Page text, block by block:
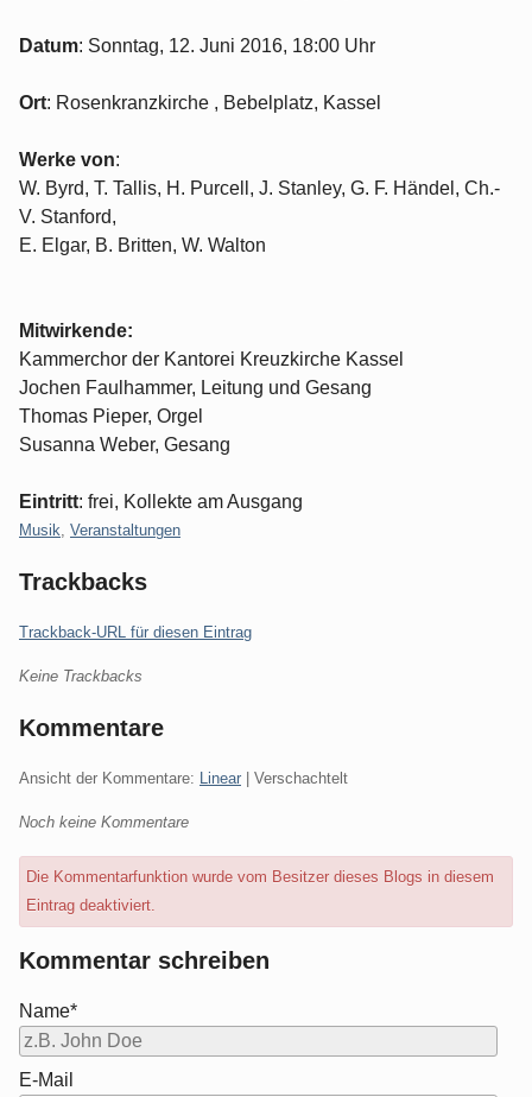
Datum: Sonntag, 12. Juni 2016, 18:00 Uhr
Ort: Rosenkranzkirche , Bebelplatz, Kassel
Werke von:
W. Byrd, T. Tallis, H. Purcell, J. Stanley, G. F. Händel, Ch.-
V. Stanford,
E. Elgar, B. Britten, W. Walton
Mitwirkende:
Kammerchor der Kantorei Kreuzkirche Kassel
Jochen Faulhammer, Leitung und Gesang
Thomas Pieper, Orgel
Susanna Weber, Gesang
Eintritt: frei, Kollekte am Ausgang
Kategorien:
Musik Veranstaltungen
Trackbacks
Trackback-URL für diesen Eintrag
Keine Trackbacks
Kommentare
Ansicht der Kommentare: Linear | Verschachtelt
Noch keine Kommentare
Die Kommentarfunktion wurde vom Besitzer dieses Blogs in diesem
Eintrag deaktiviert.
Kommentar schreiben
Name*
E-Mail